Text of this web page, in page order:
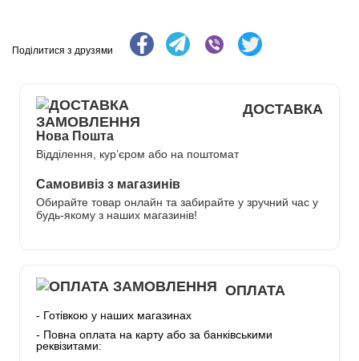
Поділитися з друзями
ДОСТАВКА
Нова Пошта
Відділення, кур’єром або на поштомат
Самовивіз з магазинів
Обирайте товар онлайн та забирайте у зручний час у
будь-якому з наших магазинів!
ОПЛАТА
- Готівкою у наших магазинах
- Повна оплата на карту або за банківськими
реквізитами: